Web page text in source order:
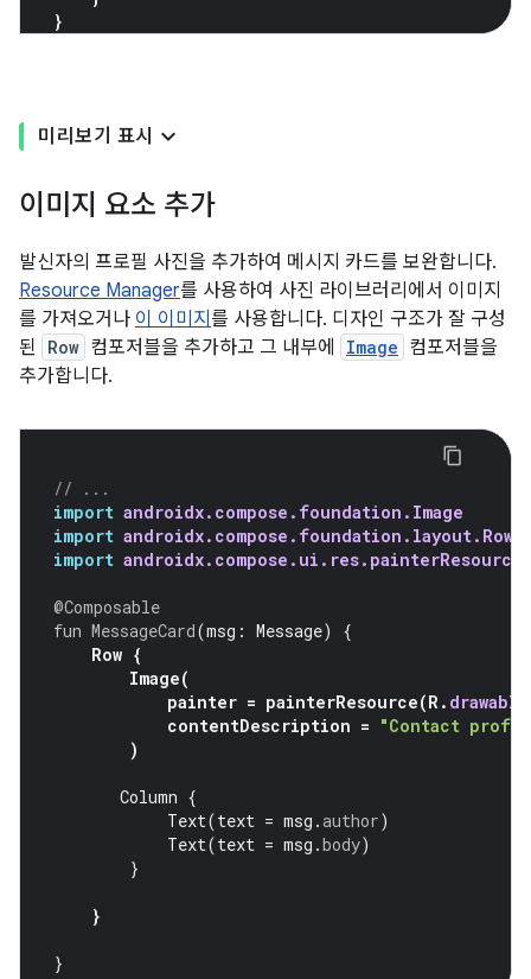
}
미리보기 표시
이미지 요소 추가
발신자의 프로필 사진을 추가하여 메시지 카드를 보완합니다.
Resource Manager를 사용하여 사진 라이브러리에서 이미지
를 가져오거나 이 이미지 를 사용합니다. 디자인 구조가 잘 구성
된 Row 컴포저블을 추가하고 그 내부에 Image 컴포저블을
추가합니다.
// ...
import androidx.compose.foundation.Image
import androidx.compose.foundation.layout.Row
import androidx.compose.ui.res.painterResource
@Composable
fun MessageCard(msg : Message)
{
Row {
Image(
painter = painterResource(R. drawable
contentDescription = "Contact
)
Column {
Text(text = msg .author)
Text(text = msg .body)
}
}
}